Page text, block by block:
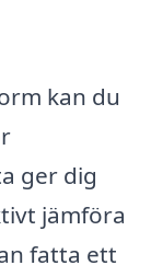
kan du
ger dig
jämföra
fatta ett